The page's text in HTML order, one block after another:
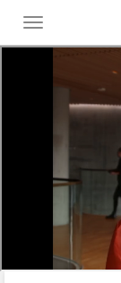
Toggle
menu